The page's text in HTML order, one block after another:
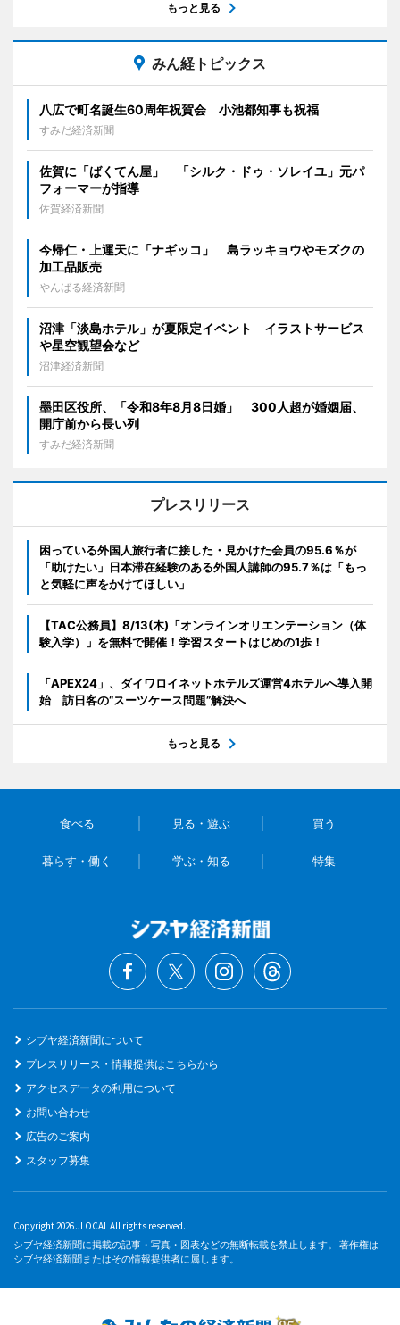
もっと見る
みん経トピックス
八広で町名誕生60周年祝賀会 小池都知事も祝福
すみだ経済新聞
佐賀に「ばくてん屋」 「シルク・ドゥ・ソレイユ」元パ
フォーマーが指導
佐賀経済新聞
今帰仁・上運天に「ナギッコ」 島ラッキョウやモズクの
加工品販売
やんばる経済新聞
沼津「淡島ホテル」が夏限定イベント イラストサービス
や星空観望会など
沼津経済新聞
墨田区役所、「令和8年8月8日婚」 300人超が婚姻届、
開庁前から長い列
すみだ経済新聞
プレスリリース
困っている外国人旅行者に接した・見かけた会員の95.6％が
「助けたい」日本滞在経験のある外国人講師の95.7％は「もっ
と気軽に声をかけてほしい」
【TAC公務員】8/13(木)「オンラインオリエンテーション（体
験入学）」を無料で開催！学習スタートはじめの1歩！
「APEX24」、ダイワロイネットホテルズ運営4ホテルへ導入開
始 訪日客の“スーツケース問題”解決へ
もっと見る
食べる 見る・遊ぶ 買う
暮らす・働く 学ぶ・知る 特集
シブヤ経済新聞について
プレスリリース・情報提供はこちらから
アクセスデータの利用について
お問い合わせ
広告のご案内
スタッフ募集
Copyright 2026 JLOCAL All rights reserved.
シブヤ経済新聞に掲載の記事・写真・図表などの無断転載を禁止します。 著作権は
シブヤ経済新聞またはその情報提供者に属します。